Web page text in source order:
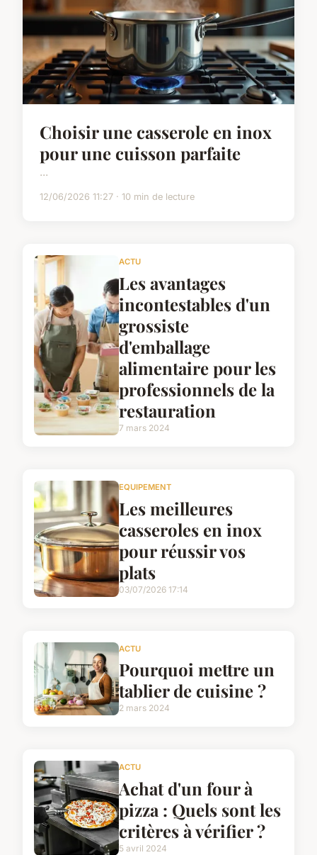
Choisir une casserole en inox
pour une cuisson parfaite
...
12/06/2026 11:27 · 10 min de lecture
ACTU
Les avantages
incontestables d'un
grossiste
d'emballage
alimentaire pour les
professionnels de la
restauration
7 mars 2024
EQUIPEMENT
Les meilleures
casseroles en inox
pour réussir vos
plats
03/07/2026 17:14
ACTU
Pourquoi mettre un
tablier de cuisine ?
2 mars 2024
ACTU
Achat d'un four à
pizza : Quels sont les
critères à vérifier ?
5 avril 2024